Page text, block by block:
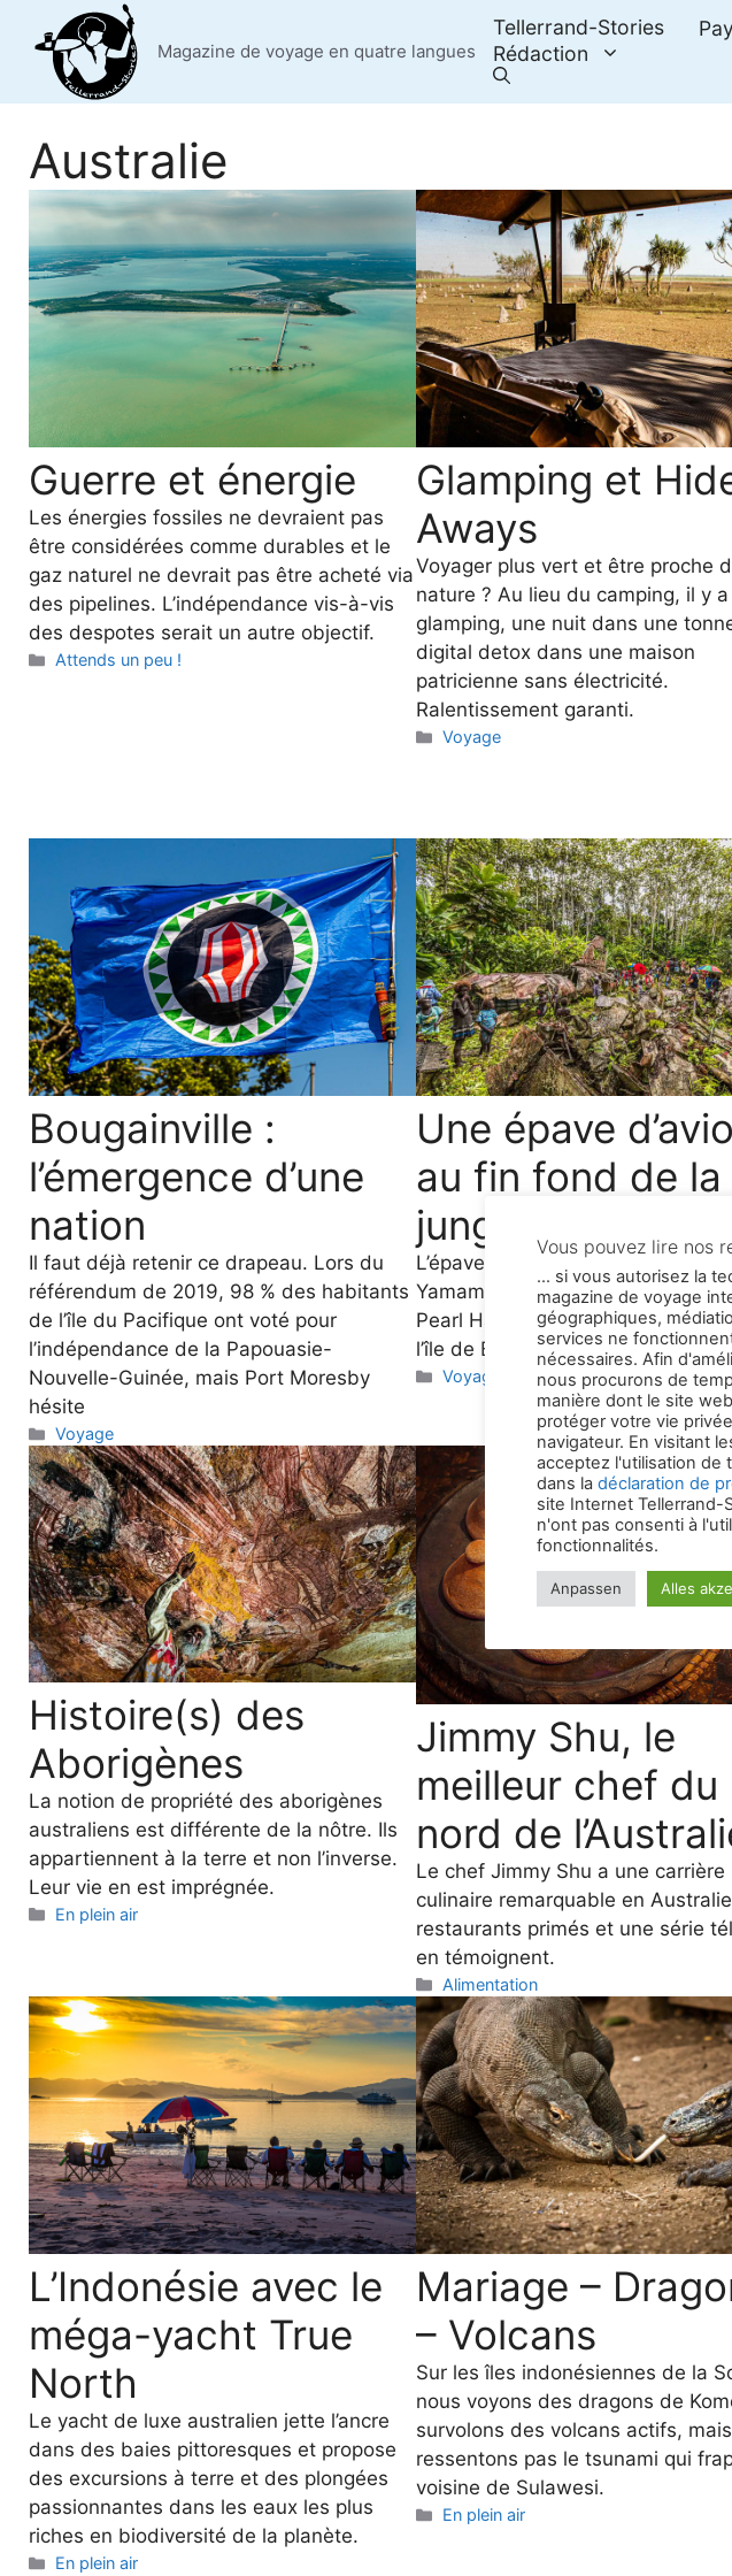
content
Magazine de voyage en quatre langues
Tellerrand-Stories
Rédaction
Australie
Guerre et énergie
Les énergies fossiles ne devraient pas
être considérées comme durables et le
gaz naturel ne devrait pas être acheté via
des pipelines. L’indépendance vis-à-vis
des despotes serait un autre objectif.
Categories
Attends un peu !
Glamping et
Aways
Voyager plus vert et être proche
nature ? Au lieu du camping, il y a
glamping, une nuit dans une
digital detox dans une maison
patricienne sans électricité.
Ralentissement garanti.
Categories
Voyage
Bougainville :
l’émergence d’une
nation
Il faut déjà retenir ce drapeau. Lors du
référendum de 2019, 98 % des habitants
de l’île du Pacifique ont voté pour
l’indépendance de la Papouasie-
Nouvelle-Guinée, mais Port Moresby
hésite
Categories
Voyage
Une épave
au fin fond de la
jungle
L’épave de l’avion du général
Yamamoto, responsable de
Pearl Harbor, repose dans la
l’île de Bougainville, dans le
Categories
Voyage
Histoire(s) des
Aborigènes
La notion de propriété des aborigènes
australiens est différente de la nôtre. Ils
appartiennent à la terre et non l’inverse.
Leur vie en est imprégnée.
Categories
En plein air
Jimmy Shu, le
meilleur chef du
nord de
Le chef Jimmy Shu a une carrière
culinaire remarquable en
restaurants primés et une série
en témoignent.
Categories
Alimentation
L’Indonésie avec le
méga-yacht True
North
Le yacht de luxe australien jette l’ancre
dans des baies pittoresques et propose
des excursions à terre et des plongées
passionnantes dans les eaux les plus
riches en biodiversité de la planète.
Categories
En plein air
Mariage –
– Volcans
Sur les îles indonésiennes de la
nous voyons des dragons de
survolons des volcans actifs,
ressentons pas le tsunami qui
voisine de Sulawesi.
Categories
En plein air